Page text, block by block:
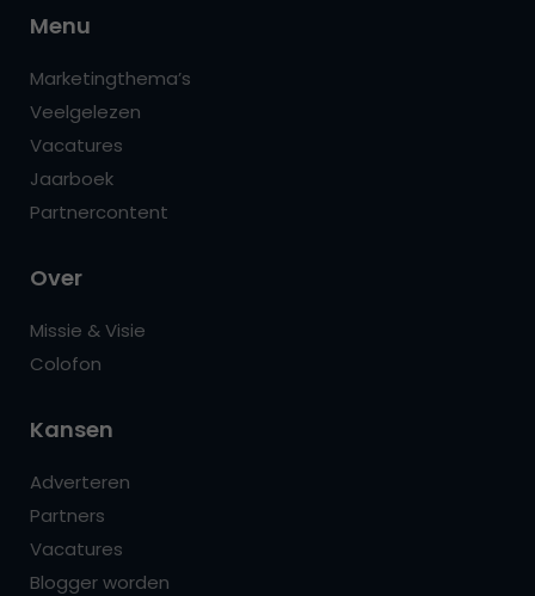
Menu
Marketingthema’s
Veelgelezen
Vacatures
Jaarboek
Partnercontent
Over
Missie & Visie
Colofon
Kansen
Adverteren
Partners
Vacatures
Blogger worden